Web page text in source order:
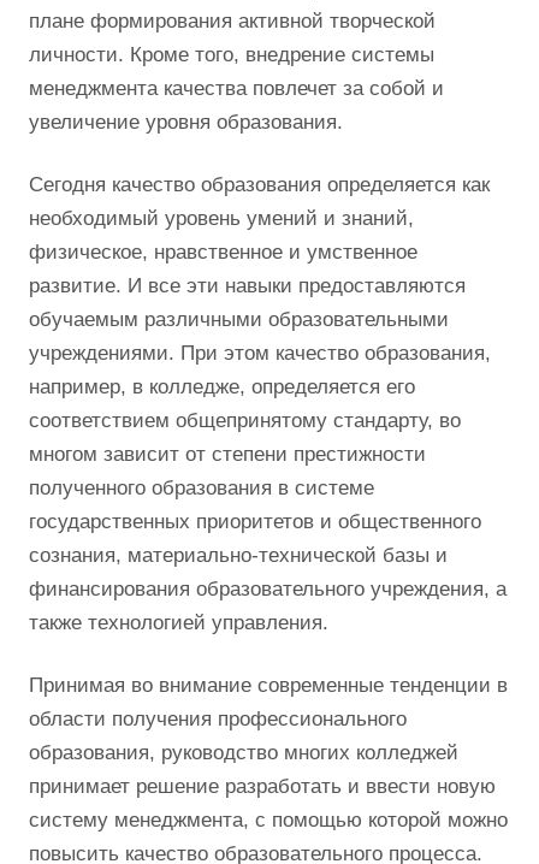
плане формирования активной творческой
личности. Кроме того, внедрение системы
менеджмента качества повлечет за собой и
увеличение уровня образования.
Сегодня качество образования определяется как
необходимый уровень умений и знаний,
физическое, нравственное и умственное
развитие. И все эти навыки предоставляются
обучаемым различными образовательными
учреждениями. При этом качество образования,
например, в колледже, определяется его
соответствием общепринятому стандарту, во
многом зависит от степени престижности
полученного образования в системе
государственных приоритетов и общественного
сознания, материально-технической базы и
финансирования образовательного учреждения, а
также технологией управления.
Принимая во внимание современные тенденции в
области получения профессионального
образования, руководство многих колледжей
принимает решение разработать и ввести новую
систему менеджмента, с помощью которой можно
повысить качество образовательного процесса.